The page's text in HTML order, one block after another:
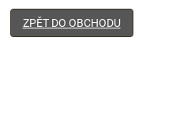
ZPĚT DO OBCHODU